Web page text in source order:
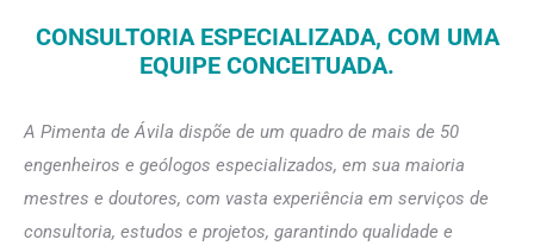
CONSULTORIA ESPECIALIZADA, COM UMA
EQUIPE CONCEITUADA.
A Pimenta de Ávila dispõe de um quadro de mais de 50
engenheiros e geólogos especializados, em sua maioria
mestres e doutores, com vasta experiência em serviços de
consultoria, estudos e projetos, garantindo qualidade e